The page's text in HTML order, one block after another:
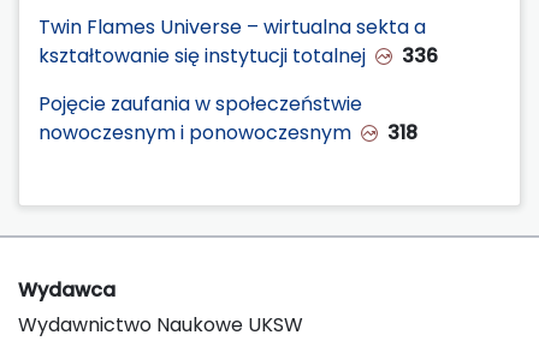
Twin Flames Universe – wirtualna sekta a
kształtowanie się instytucji totalnej
336
Pojęcie zaufania w społeczeństwie
nowoczesnym i ponowoczesnym
318
Wydawca
Wydawnictwo Naukowe UKSW